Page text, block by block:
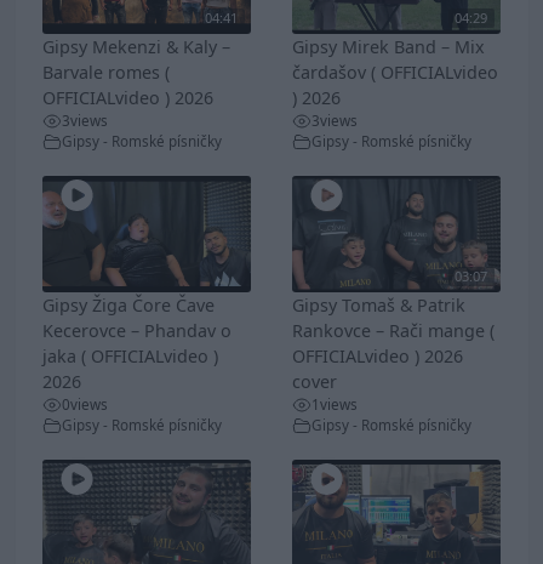
04:41
Gipsy Mekenzi & Kaly –
Barvale romes (
OFFICIALvideo ) 2026
3views
Gipsy - Romské písničky
04:29
Gipsy Mirek Band – Mix
čardašov ( OFFICIALvideo
) 2026
3views
Gipsy - Romské písničky
Gipsy Žiga Čore Čave
Kecerovce – Phandav o
jaka ( OFFICIALvideo )
2026
0views
Gipsy - Romské písničky
03:07
Gipsy Tomaš & Patrik
Rankovce – Rači mange (
OFFICIALvideo ) 2026
cover
1views
Gipsy - Romské písničky